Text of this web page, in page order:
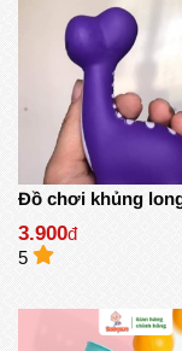
Đồ chơi khủng
3.900đ
5